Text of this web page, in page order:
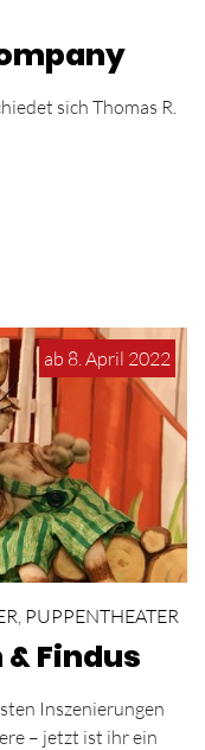
sich Thomas R.
ab 8. April 2022
PUPPENTHEATER
Findus
Inszenierungen
– jetzt ist ihr ein